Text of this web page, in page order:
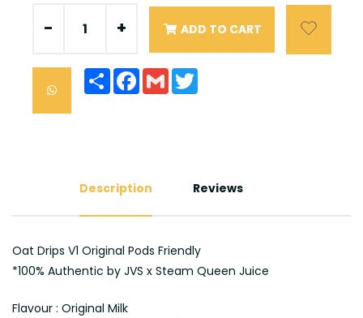
- + ADD TO CART
Share Facebook
Gmail
Description Reviews
Oat Drips V1 Original Pods Friendly
*100% Authentic by JVS x Steam Queen Juice
Flavour : Original Milk